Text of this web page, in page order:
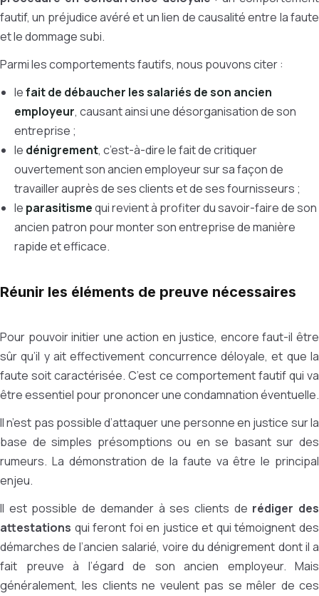
fautif, un préjudice avéré et un lien de causalité entre la faute
et le dommage subi.
Parmi les comportements fautifs, nous pouvons citer :
lefait de débaucher les salariés de son ancien
employeur, causant ainsi une désorganisation de son
entreprise ;
le dénigrement, c’est-à-dire le fait de critiquer
ouvertement son ancien employeur sur sa façon de
travailler auprès de ses clients et de ses fournisseurs ;
le parasitismequi revient à profiter du savoir-faire de son
ancien patron pour monter son entreprise de manière
rapide et efficace.
Réunir les éléments de preuve nécessaires
Pour pouvoir initier une action en justice, encore faut-il être
sûr qu’il y ait effectivement concurrence déloyale, et que la
faute soit caractérisée. C’est ce comportement fautif qui va
être essentiel pour prononcer une condamnation éventuelle.
Il n’est pas possible d’attaquer une personne en justice sur la
base de simples présomptions ou en se basant sur des
rumeurs. La démonstration de la faute va être le principal
enjeu.
Il est possible de demander à ses clients de rédiger des
attestations qui feront foi en justice et qui témoignent des
démarches de l’ancien salarié, voire du dénigrement dont il a
fait preuve à l’égard de son ancien employeur. Mais
généralement, les clients ne veulent pas se mêler de ces